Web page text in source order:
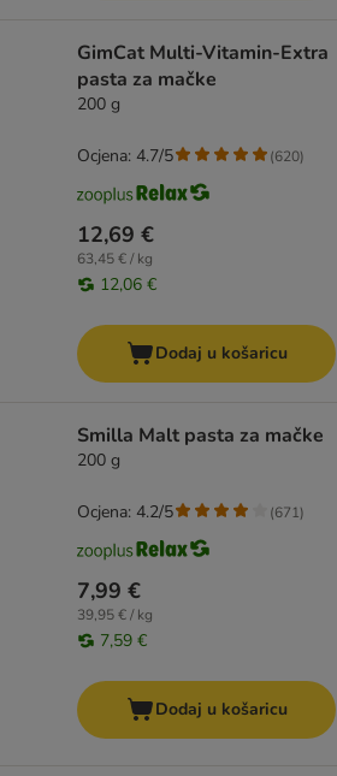
GimCat Multi-Vitamin-Extra
pasta za mačke
200 g
12,69 €
63,45 € / kg
12,06 €
Ocjena: 4.7/5 (620)
Dodaj u košaricu
Smilla Malt pasta za mačke
200 g
7,99 €
39,95 € / kg
7,59 €
Ocjena: 4.2/5 (671)
Dodaj u košaricu